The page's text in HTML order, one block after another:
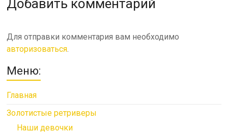
Добавить комментарий
Для отправки комментария вам необходимо
авторизоваться.
Меню:
Главная
Золотистые ретриверы
Наши девочки